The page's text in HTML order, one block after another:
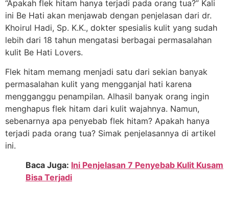
“Apakah flek hitam hanya terjadi pada orang tua?” Kali
ini Be Hati akan menjawab dengan penjelasan dari dr.
Khoirul Hadi, Sp. K.K., dokter spesialis kulit yang sudah
lebih dari 18 tahun mengatasi berbagai permasalahan
kulit Be Hati Lovers.
Flek hitam memang menjadi satu dari sekian banyak
permasalahan kulit yang mengganjal hati karena
mengganggu penampilan. Alhasil banyak orang ingin
menghapus flek hitam dari kulit wajahnya. Namun,
sebenarnya apa penyebab flek hitam? Apakah hanya
terjadi pada orang tua? Simak penjelasannya di artikel
ini.
Baca Juga: Ini Penjelasan 7 Penyebab Kulit Kusam
Bisa Terjadi